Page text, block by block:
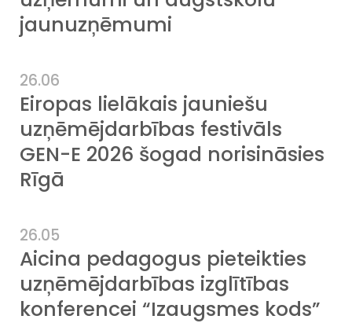
jaunuzņēmumi
26.06
Eiropas lielākais jauniešu
uzņēmējdarbības festivāls
GEN-E 2026 šogad norisināsies
Rīgā
26.05
Aicina pedagogus pieteikties
uzņēmējdarbības izglītības
konferencei “Izaugsmes kods”